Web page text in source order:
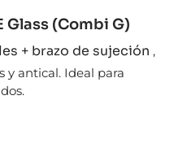
Glass (Combi G)
+ brazo de sujeción ,
y antical. Ideal para